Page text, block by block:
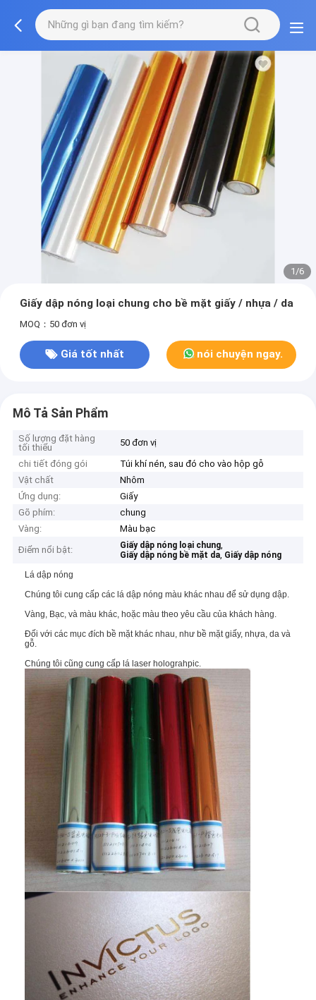
1/6
Giấy dập nóng loại chung cho bề mặt giấy / nhựa / da
MOQ：50 đơn vị
Giá tốt nhất nói chuyện ngay.
Mô Tả Sản Phẩm
Số lượng đặt hàng
tối thiểu
50 đơn vị
chi tiết đóng gói
Túi khí nén, sau đó cho vào hộp gỗ
Vật chất
Nhôm
Ứng dụng:
Giấy
Gõ phím:
chung
Vàng:
Màu bạc
Điểm nổi bật:
Giấy dập nóng loại chung,
Giấy dập nóng bề mặt da, Giấy dập nóng
Lá dập nóng
Chúng tôi cung cấp các lá dập nóng màu khác nhau để sử dụng dập.
Vàng, Bạc, và màu khác, hoặc màu theo yêu cầu của khách hàng.
Đối với các mục đích bề mặt khác nhau, như bề mặt giấy, nhựa, da và
gỗ.
Chúng tôi cũng cung cấp lá laser holograhpic.